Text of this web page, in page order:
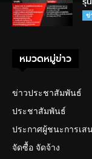
ข่
หมวดหมู่ข่าว
ข่าวประชาสัมพันธ์
ประชาสัมพันธ์
ประกาศผู้ชนะการเส
จัดซื้อ จัดจ้าง